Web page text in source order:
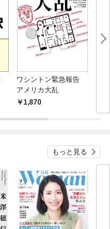
ワシントン緊急報告
アメリカ大乱
1,870
もっと見る